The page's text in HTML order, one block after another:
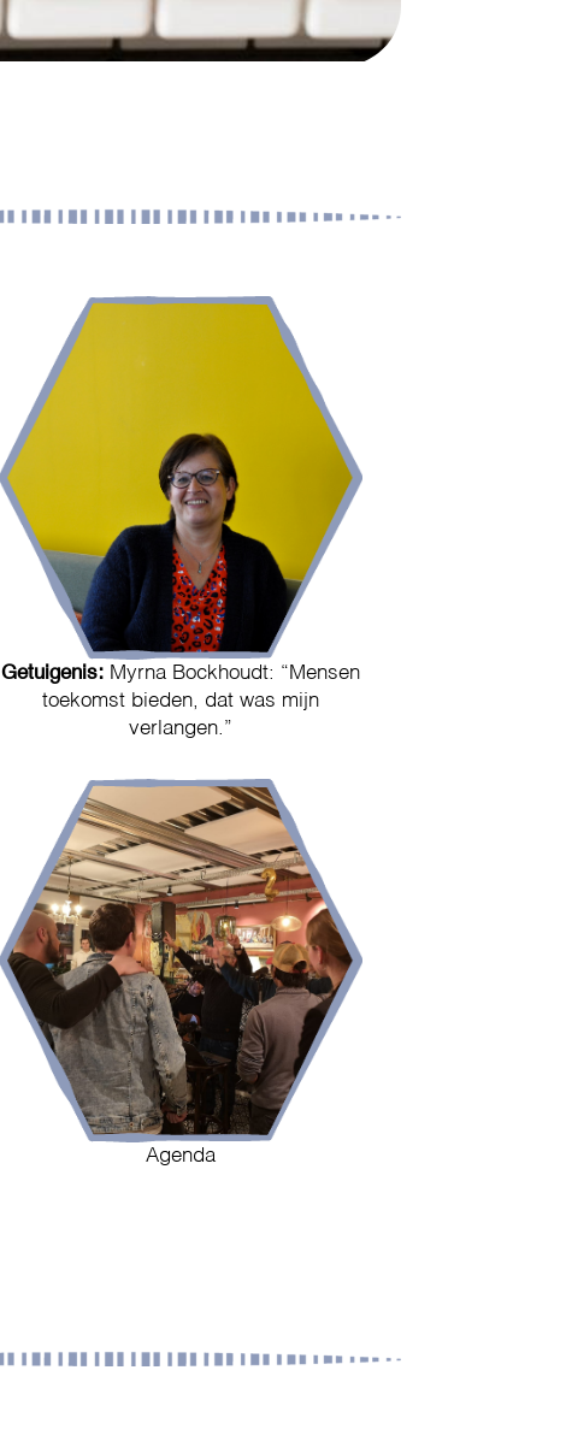
Getuigenis: Myrna Bockhoudt: “Mensen
toekomst bieden, dat was mijn
verlangen.”
Agenda